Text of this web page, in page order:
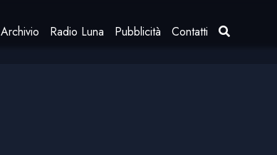
Archivio Radio Luna Pubblicità Contatti